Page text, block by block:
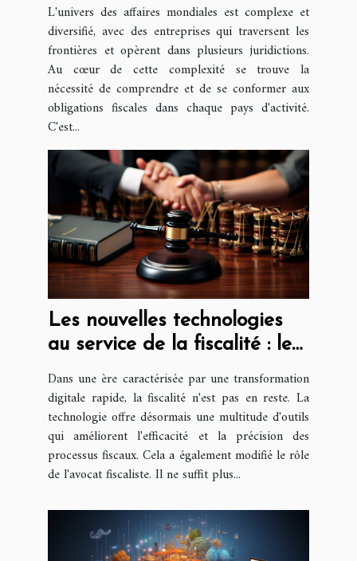
L'univers des affaires mondiales est complexe et
diversifié, avec des entreprises qui traversent les
frontières et opèrent dans plusieurs juridictions.
Au cœur de cette complexité se trouve la
nécessité de comprendre et de se conformer aux
obligations fiscales dans chaque pays d'activité.
C'est...
Les nouvelles technologies
au service de la fiscalité : le
Dans une ère caractérisée par une transformation
digitale rapide, la fiscalité n'est pas en reste. La
technologie offre désormais une multitude d'outils
qui améliorent l'efficacité et la précision des
processus fiscaux. Cela a également modifié le rôle
de l'avocat fiscaliste. Il ne suffit plus...